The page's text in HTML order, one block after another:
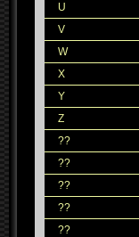
U
V
W
X
Y
Z
??
??
??
??
??